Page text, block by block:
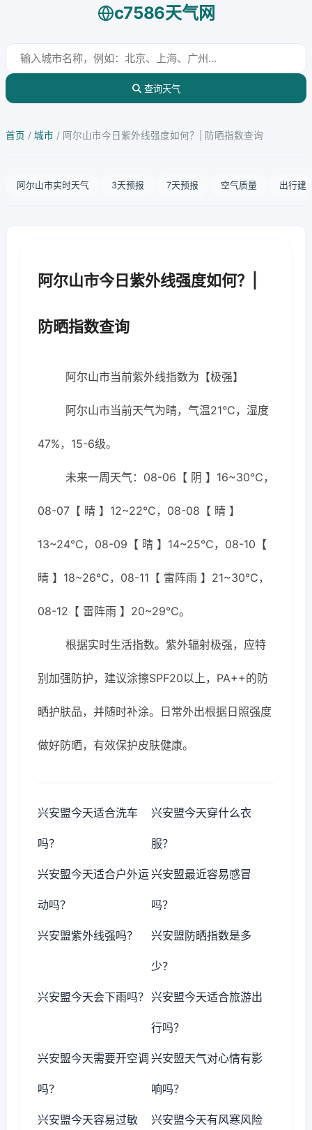
c7586天气网
查询天气
首页 / 城市 / 阿尔山市今日紫外线强度如何？| 防晒指数查询
阿尔山市实时天气 3天预报 7天预报 空气质量 出行建
阿尔山市今日紫外线强度如何？|
防晒指数查询
阿尔山市当前紫外线指数为【极强】
阿尔山市当前天气为晴，气温21℃，湿度
47%，15-6级。
未来一周天气：08-06【 阴 】16~30℃，
08-07【 晴 】12~22℃，08-08【 晴 】
13~24℃，08-09【 晴 】14~25℃，08-10【
晴 】18~26℃，08-11【 雷阵雨 】21~30℃，
08-12【 雷阵雨 】20~29℃。
根据实时生活指数。紫外辐射极强，应特
别加强防护，建议涂擦SPF20以上，PA++的防
晒护肤品，并随时补涂。日常外出根据日照强度
做好防晒，有效保护皮肤健康。
兴安盟今天适合洗车
吗？
兴安盟今天穿什么衣
服？
兴安盟今天适合户外运
动吗？
兴安盟最近容易感冒
吗？
兴安盟紫外线强吗？ 兴安盟防晒指数是多
少？
兴安盟今天会下雨吗？ 兴安盟今天适合旅游出
行吗？
兴安盟今天需要开空调
吗？
兴安盟天气对心情有影
响吗？
兴安盟今天容易过敏 兴安盟今天有风寒风险